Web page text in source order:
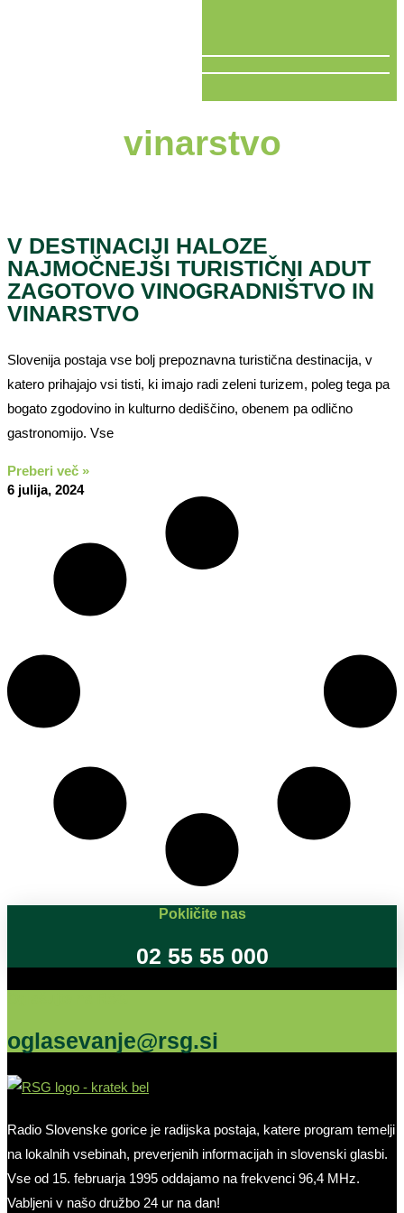
vinarstvo
V DESTINACIJI HALOZE
NAJMOČNEJŠI TURISTIČNI ADUT
ZAGOTOVO VINOGRADNIŠTVO IN
VINARSTVO
Slovenija postaja vse bolj prepoznavna turistična destinacija, v
katero prihajajo vsi tisti, ki imajo radi zeleni turizem, poleg tega pa
bogato zgodovino in kulturno dediščino, obenem pa odlično
gastronomijo. Vse
Preberi več »
6 julija, 2024
Pokličite nas
02 55 55 000
oglasevanje@rsg.si
Radio Slovenske gorice je radijska postaja, katere program temelji
na lokalnih vsebinah, preverjenih informacijah in slovenski glasbi.
Vse od 15. februarja 1995 oddajamo na frekvenci 96,4 MHz.
Vabljeni v našo družbo 24 ur na dan!